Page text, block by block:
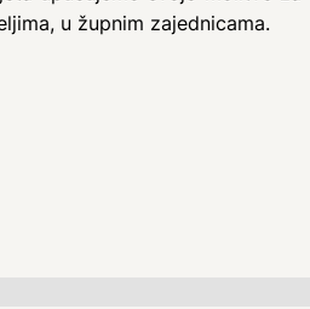
u župnim zajednicama.